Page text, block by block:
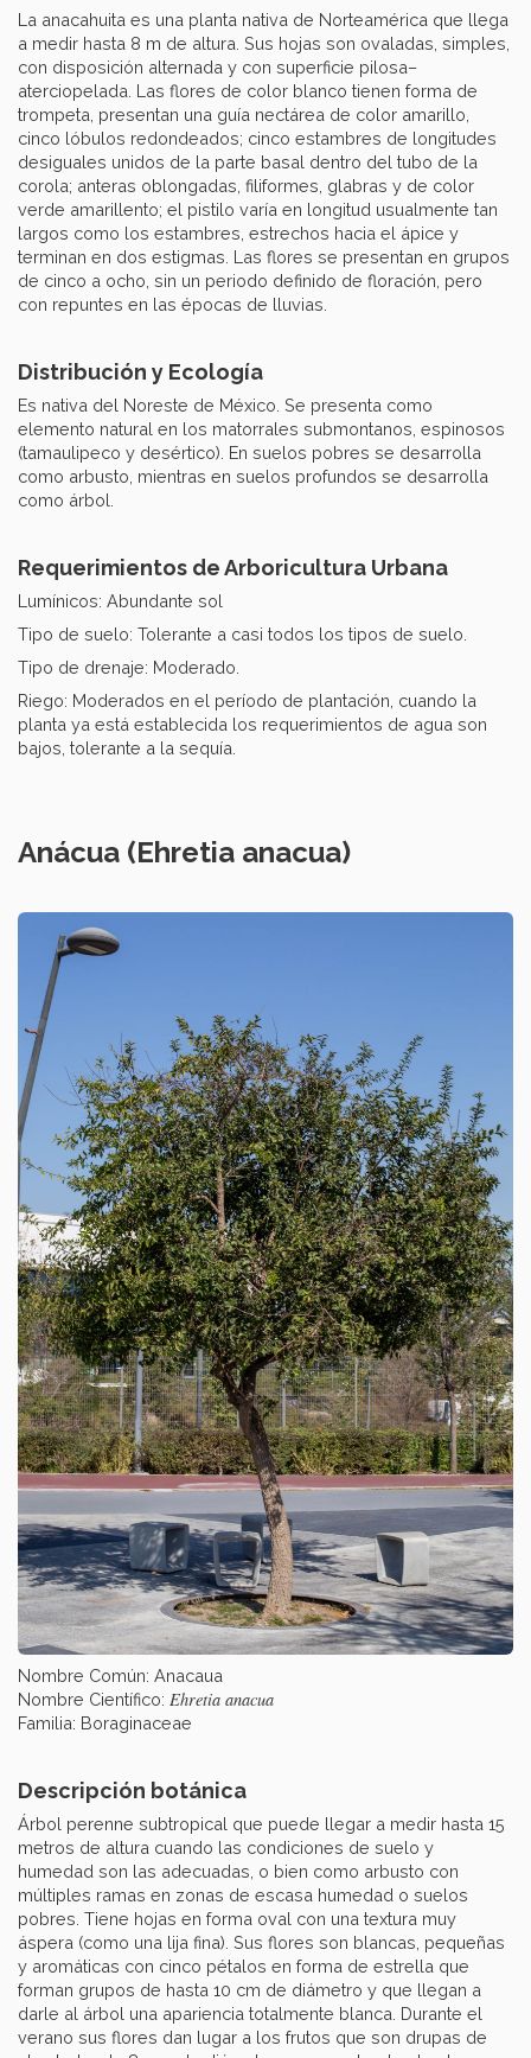
La anacahuita es una planta nativa de Norteamérica que llega
a medir hasta 8 m de altura. Sus hojas son ovaladas, simples,
con disposición alternada y con superficie pilosa–
aterciopelada. Las flores de color blanco tienen forma de
trompeta, presentan una guía nectárea de color amarillo,
cinco lóbulos redondeados; cinco estambres de longitudes
desiguales unidos de la parte basal dentro del tubo de la
corola; anteras oblongadas, filiformes, glabras y de color
verde amarillento; el pistilo varía en longitud usualmente tan
largos como los estambres, estrechos hacia el ápice y
terminan en dos estigmas. Las flores se presentan en grupos
de cinco a ocho, sin un periodo definido de floración, pero
con repuntes en las épocas de lluvias.
Distribución y Ecología
Es nativa del Noreste de México. Se presenta como
elemento natural en los matorrales submontanos, espinosos
(tamaulipeco y desértico). En suelos pobres se desarrolla
como arbusto, mientras en suelos profundos se desarrolla
como árbol.
Requerimientos de Arboricultura Urbana
Lumínicos: Abundante sol
Tipo de suelo: Tolerante a casi todos los tipos de suelo.
Tipo de drenaje: Moderado.
Riego: Moderados en el período de plantación, cuando la
planta ya está establecida los requerimientos de agua son
bajos, tolerante a la sequía.
Anácua (Ehretia anacua)
Nombre Común: Anacaua
Nombre Científico: Ehretia anacua
Familia: Boraginaceae
Descripción botánica
Árbol perenne subtropical que puede llegar a medir hasta 15
metros de altura cuando las condiciones de suelo y
humedad son las adecuadas, o bien como arbusto con
múltiples ramas en zonas de escasa humedad o suelos
pobres. Tiene hojas en forma oval con una textura muy
áspera (como una lija fina). Sus flores son blancas, pequeñas
y aromáticas con cinco pétalos en forma de estrella que
forman grupos de hasta 10 cm de diámetro y que llegan a
darle al árbol una apariencia totalmente blanca. Durante el
verano sus flores dan lugar a los frutos que son drupas de